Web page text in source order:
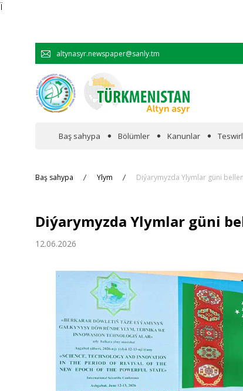
Ï
altynasyr.newspaper@sanly.tm
Baş sahypa Bölümler
Hyzmatdaşlyk
Jemgyýet
Medeniýet
Ylym
Kanunlar
Baş sahypa Ylym Diýarymyzda Ylymlar güni
Diýarymyzda Ylymlar güni
12.06.2026